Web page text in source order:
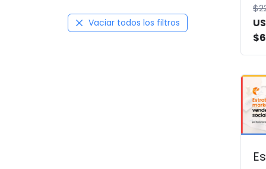
Vaciar todos los filtros
$
$